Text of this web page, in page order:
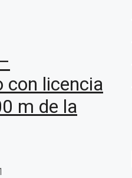
licencia
m de la